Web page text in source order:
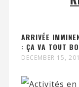
ARRIVÉE
: ÇA VA TOUT
DECEMBER 15,